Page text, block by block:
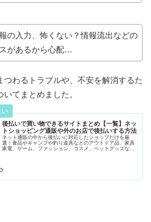
の入力、怖くない？情報流出などの
があるから心配…
つわるトラブルや、不安を解消するた
てまとめました。
後払いで買い物できるサイトまとめ【一覧】ネッ
トショッピング通販や外のお店で後払いする方法
ネット通販の中から後払いに対応したショップだけを厳
選！食品やキャンプや釣り道具などのアウトドア品、家具
家電、ゲーム、ファッション、コスメ、ペットグッズなど